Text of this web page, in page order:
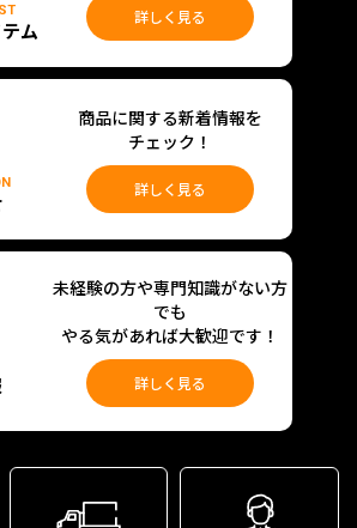
ム
詳しく見る
商品に関する新着情報を
チェック！
詳しく見る
未経験の方や専門知識がない方
でも
やる気があれば大歓迎です！
詳しく見る